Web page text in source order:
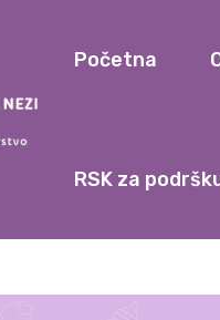
Početna
RSK za